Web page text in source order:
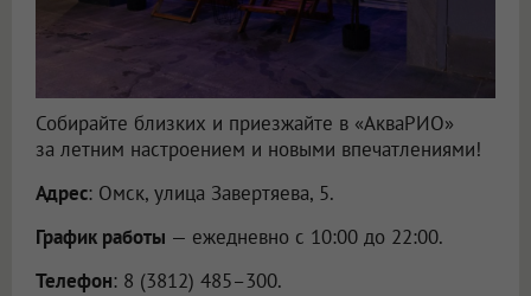
Собирайте близких и приезжайте в «АкваРИО»
за летним настроением и новыми впечатлениями!
Адрес: Омск, улица Завертяева, 5.
График работы — ежедневно с 10:00 до 22:00.
Телефон: 8 (3812) 485–300.